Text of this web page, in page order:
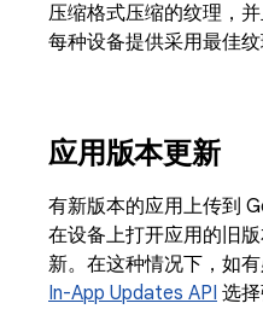
压缩格式压缩的纹理，
每种设备提供采用最佳纹
应用版本更新
有新版本的应用上传到
在设备上打开应用的旧
新。在这种情况下，如
In-App Updates API 选